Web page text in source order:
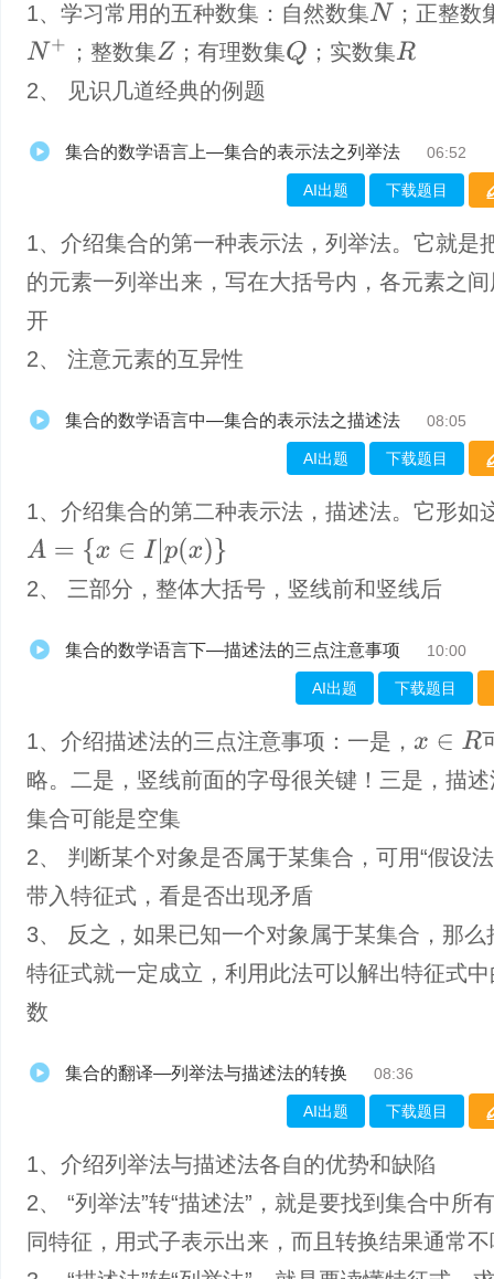
1、学习常用的五种数集：自然数集 N ；正整数
N+ ；整数集 Z ；有理数集Q ；实数集 R
2、 见识几道经典的例题
集合的数学语言上—集合的表示法之列举法 06:52
AI出题 下载题目
1、介绍集合的第一种表示法，列举法。它就是
的元素一列举出来，写在大括号内，各元素之
开
2、 注意元素的互异性
集合的数学语言中—集合的表示法之描述法 08:05
AI出题 下载题目
1、介绍集合的第二种表示法，描述法。它形如
A= x∈I p( x)}
2、 三部分，整体大括号，竖线前和竖线后
集合的数学语言下—描述法的三点注意事项 10:00
AI出题 下载题目
1、​介绍描述法的三点注意事项：一是， x∈ R
略。二是，竖线前面的字母很关键！三是，描
集合可能是空集
2、 判断某个对象是否属于某集合，可用“假设
带入特征式，看是否出现矛盾
3、 反之，如果已知一个对象属于某集合，那么
特征式就一定成立，利用此法可以解出特征式
数
集合的翻译—列举法与描述法的转换 08:36
AI出题 下载题目
1、介绍列举法与描述法各自的优势和缺陷
2、 “列举法”转“描述法”，就是要找到集合中所
同特征，用式子表示出来，而且转换结果通常